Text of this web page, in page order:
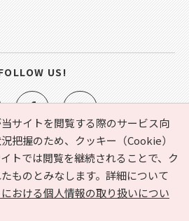
サイトを閲覧する際のサービス向
把握のため、クッキー（Cookie）
トでは閲覧を継続されることで、ク
ものとみなします。詳細について
における個人情報の取り扱いについ
とは？ お気に入り
ヘルプ
取り扱いについて
運営会社
告掲載に関するお問い合わせ
US!